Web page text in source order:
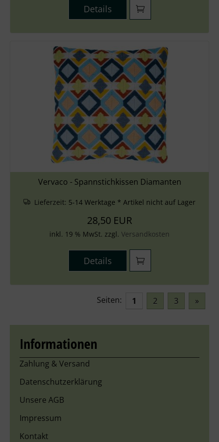
Details
Vervaco - Spannstichkissen Diamanten
Lieferzeit: 5-14 Werktage * Artikel nicht auf Lager
28,50 EUR
inkl. 19 % MwSt. zzgl. Versandkosten
Details
Seiten: 1 2 3 »
Informationen
Zahlung & Versand
Datenschutzerklärung
Unsere AGB
Impressum
Kontakt